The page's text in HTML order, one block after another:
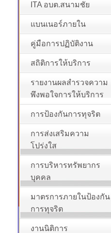
ITA อบต.สนามชัย
แบนเนอร์ภายใน
คู่มือการปฏิบัติงาน
สถิติการให้บริการ
รายงานผลสำรวจความ
พึงพอใจการให้บริการ
การป้องกันการทุจริต
การส่งเสริมความ
โปร่งใส
การบริหารทรัพยากร
บุคคล
มาตรการภายในป้องกัน
การทุจริต
งานนิติการ